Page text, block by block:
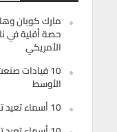
مارك كوبان
حصة أقلية في
الأمريكي
10 قيادات
الأوسط
10 أسماء تعيد تشكيل اللوجستيات الذكية في الخليج